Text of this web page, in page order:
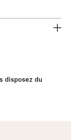
disposez du